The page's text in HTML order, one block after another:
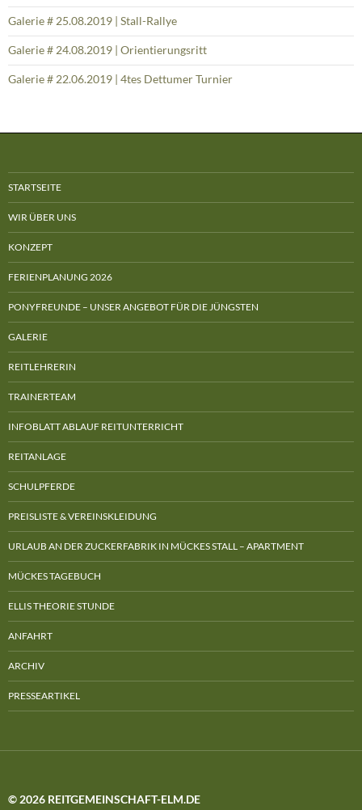
Galerie # 25.08.2019 | Stall-Rallye
Galerie # 24.08.2019 | Orientierungsritt
Galerie # 22.06.2019 | 4tes Dettumer Turnier
STARTSEITE
WIR ÜBER UNS
KONZEPT
FERIENPLANUNG 2026
PONYFREUNDE – UNSER ANGEBOT FÜR DIE JÜNGSTEN
GALERIE
REITLEHRERIN
TRAINERTEAM
INFOBLATT ABLAUF REITUNTERRICHT
REITANLAGE
SCHULPFERDE
PREISLISTE & VEREINSKLEIDUNG
URLAUB AN DER ZUCKERFABRIK IN MÜCKES STALL – APARTMENT
MÜCKES TAGEBUCH
ELLIS THEORIE STUNDE
ANFAHRT
ARCHIV
PRESSEARTIKEL
© 2026 REITGEMEINSCHAFT-ELM.DE